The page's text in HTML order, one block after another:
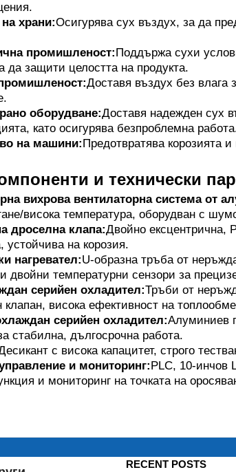
храни:Осигурява сух въздух, за да
промишленост: Поддържа сухи
да защити целостта на продукта.
Доставя въздух без влага
оборудване:Доставя надежден сух
като осигурява безпроблемна
на машини: Предотвратява корозията
и технически
вихрова вентилаторна система от
висока температура, оборудван с
дроселна клапа:Двойно ексцентрична,
устойчива на корозия.
нагревател:U-образна тръба от
двойни температурни сензори за
серийен охладител:Тръби от
клапан, висока ефективност на
серийен охладител:Алуминиев
стабилна, дългосрочна работа.
с висока капацитет, строго
и мониторинг: PLC, 10-инчов
и мониторинг на точката на
RECENT POSTS